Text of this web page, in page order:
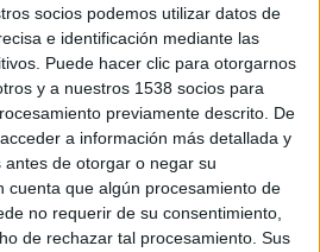
socios podemos utilizar datos de
e identificación mediante las
Puede hacer clic para otorgarnos
y a nuestros 1538 socios para
previamente descrito. De
a información más detallada y
de otorgar o negar su
cuenta que algún procesamiento de
no requerir de su consentimiento,
de rechazar tal procesamiento. Sus
en com s'haurà de fer
Protecció Civilde Blanes
tenen cap instrucció de
es plantegen "seriosos
necessitaran els
ha detallat el cap del cos
Puoy, qui ha recordat